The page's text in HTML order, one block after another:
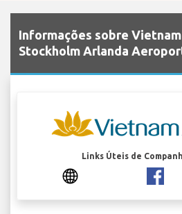
Informações sobre
Stockholm Arlanda
Links Úteis de